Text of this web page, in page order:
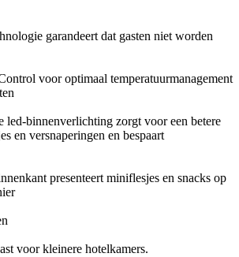
garandeert dat gasten niet worden
voor optimaal temperatuurmanagement
led-binnenverlichting zorgt voor een betere
en versnaperingen en bespaart
presenteert miniflesjes en snacks op
voor kleinere hotelkamers.